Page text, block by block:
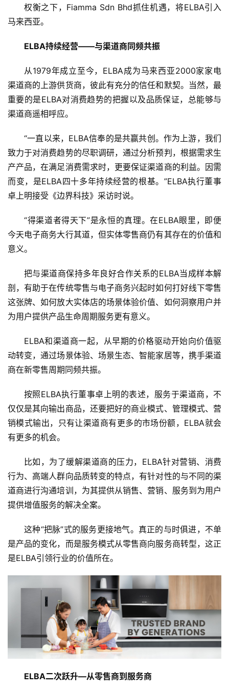
工
科
技
快
创
投
纪
新
商
商
专
栏
题
权衡之下，Fiamma Sdn Bhd抓住机遇，将ELBA引入
马来西亚。
ELBA持续经营——与渠道商同频共振
从1979年成立至今，ELBA成为马来西亚2000家家电
渠道商的上游供货商，彼此有充分的信任和默契。当然，最
重要的是ELBA对消费趋势的把握以及品质保证，总能够与
渠道商遥相呼应。
“一直以来，ELBA信奉的是共赢共创。作为上游，我们
致力于对消费趋势的尽职调研，通过分析预判，根据需求生
产产品，在满足消费需求时，更要保证渠道商的利益。因需
而变，是ELBA四十多年持续经营的根基。”ELBA执行董事
卓上明接受《边界科技》采访时说。
“得渠道者得天下”是永恒的真理。在ELBA眼里，即便
今天电子商务大行其道，但实体零售商仍有其存在的价值和
意义。
把与渠道商保持多年良好合作关系的ELBA当成样本解
剖，有助于在传统零售与电子商务兴起时如何打好线下零售
这张牌、如何放大实体店的场景体验价值、如何洞察用户并
为用户提供产品生命周期服务更有意义。
ELBA和渠道商一起，从早期的价格驱动开始向价值驱
动转变，通过场景体验、场景生态、智能家居等，携手渠道
商在新零售周期同频共振。
按照ELBA执行董事卓上明的表述，服务于渠道商，不
仅仅是其向输出商品，还要把好的商业模式、管理模式、营
销模式输出，只有让渠道商有更多的市场份额，ELBA就会
有更多的机会。
比如，为了缓解渠道商的压力，ELBA针对营销、消费
行为、高端人群向品质转变的特点，有针对性的与不同的渠
道商进行沟通培训，为其提供从销售、营销、服务到为用户
提供增值服务的解决全案。
这种“把脉”式的服务更接地气。真正的与时俱进，不单
是产品的变化，而是服务模式从零售商向服务商转型，这正
是ELBA引领行业的价值所在。
ELBA二次跃升—从零售商到服务商